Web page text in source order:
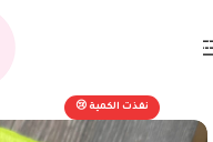
Skip to main content
نفذت الكمية 😢